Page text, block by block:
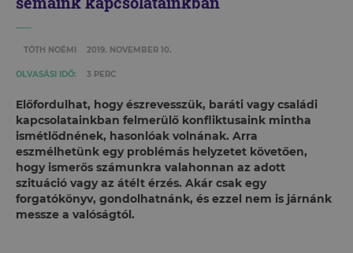
TÓTH NOÉMI 2019. NOVEMBER 10.
OLVASÁSI IDŐ: 3 PERC
Előfordulhat, hogy észrevesszük, baráti vagy családi
kapcsolatainkban felmerülő konfliktusaink mintha
ismétlődnének, hasonlóak volnának. Arra
eszmélhetünk egy problémás helyzetet követően,
hogy ismerős számunkra valahonnan az adott
szituáció vagy az átélt érzés. Akár csak egy
forgatókönyv, gondolhatnánk, és ezzel nem is járnánk
messze a valóságtól.